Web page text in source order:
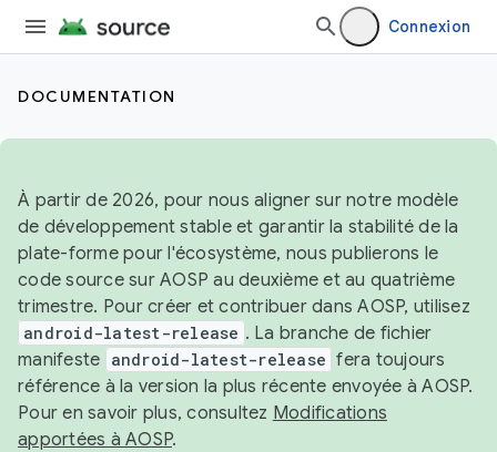
Connexion
DOCUMENTATION
À partir de 2026, pour nous aligner sur notre modèle
de développement stable et garantir la stabilité de la
plate-forme pour l'écosystème, nous publierons le
code source sur AOSP au deuxième et au quatrième
trimestre. Pour créer et contribuer dans AOSP, utilisez
android-latest-release . La branche de fichier
manifeste android-latest-release fera toujours
référence à la version la plus récente envoyée à AOSP.
Pour en savoir plus, consultez Modifications
apportées à AOSP.